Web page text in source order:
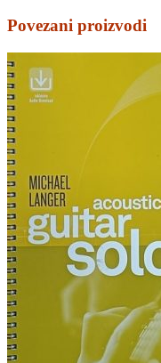
Povezani proizvodi